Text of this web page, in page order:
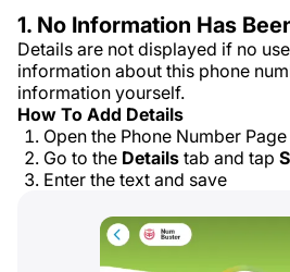
1. No Information Has
Details are not displayed if no
information about this phone
information yourself.
How To Add Details
Open the Phone Number
Go to the Details tab and tap
Enter the text and save